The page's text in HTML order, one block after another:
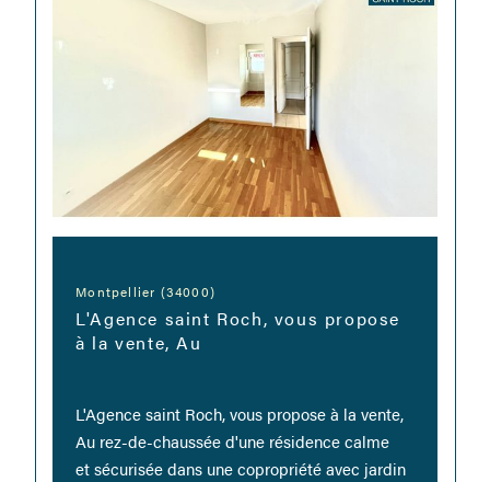
Montpellier (34000)
L'Agence saint Roch, vous propose
à la vente, Au
L'Agence saint Roch, vous propose à la vente,
Au rez-de-chaussée d'une résidence calme
et sécurisée dans une copropriété avec jardin